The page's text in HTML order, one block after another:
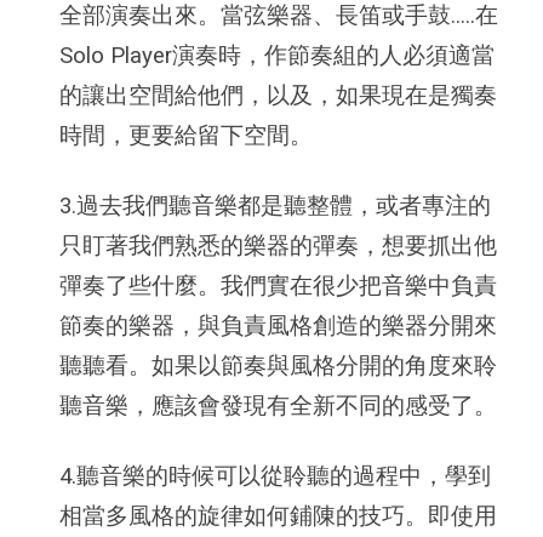
全部演奏出來。當弦樂器、長笛或手鼓.....在
Solo Player演奏時，作節奏組的人必須適當
的讓出空間給他們，以及，如果現在是獨奏
時間，更要給留下空間。
3.過去我們聽音樂都是聽整體，或者專注的
只盯著我們熟悉的樂器的彈奏，想要抓出他
彈奏了些什麼。我們實在很少把音樂中負責
節奏的樂器，與負責風格創造的樂器分開來
聽聽看。如果以節奏與風格分開的角度來聆
聽音樂，應該會發現有全新不同的感受了。
4.聽音樂的時候可以從聆聽的過程中，學到
相當多風格的旋律如何鋪陳的技巧。即使用